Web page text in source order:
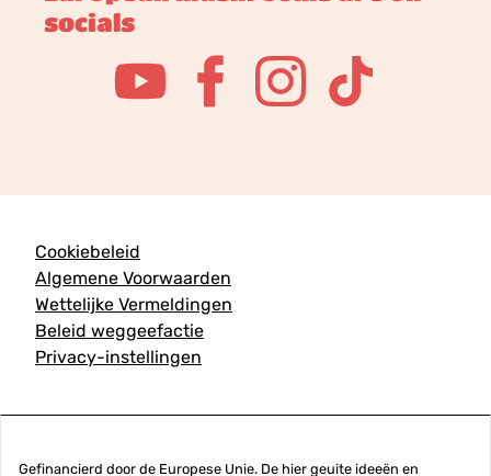
socials
Cookiebeleid
Algemene Voorwaarden
Wettelijke Vermeldingen
Beleid weggeefactie
Privacy-instellingen
Gefinancierd door de Europese Unie. De hier geuite ideeën en